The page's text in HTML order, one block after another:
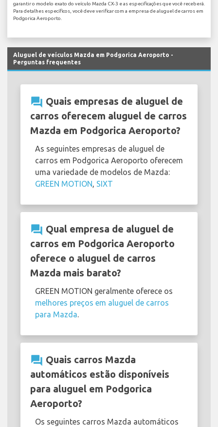
garantir o modelo exato do veículo Mazda CX-3 e as especificações que você receberá.
Para detalhes específicos, você deve verificar com a empresa de aluguel de carros em
Podgorica Aeroporto.
Aluguel de veículos Mazda em Podgorica Aeroporto -
Perguntas frequentes
question_answer Quais empresas de aluguel de
carros oferecem aluguel de carros
Mazda em Podgorica Aeroporto?
As seguintes empresas de aluguel de
carros em Podgorica Aeroporto oferecem
uma variedade de modelos de Mazda:
GREEN MOTION, SIXT
question_answer Qual empresa de aluguel de
carros em Podgorica Aeroporto
oferece o aluguel de carros
Mazda mais barato?
GREEN MOTION geralmente oferece os
melhores preços em aluguel de carros
para Mazda.
question_answer Quais carros Mazda
automáticos estão disponíveis
para aluguel em Podgorica
Aeroporto?
Os seguintes carros Mazda automáticos